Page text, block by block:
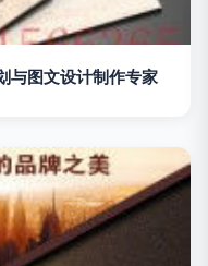
与图文设计制作专家